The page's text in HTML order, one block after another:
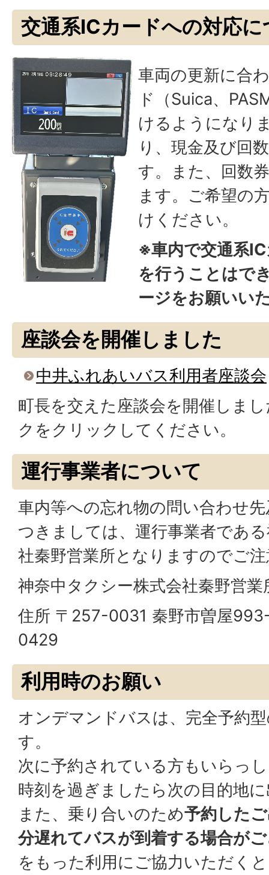
交通系ICカードへの対応に
車両の更新に合
ド（Suica、
けるようになり
り、現金及び回
す。また、回数
ます。ご希望の
けください。
※車内で交通系
を行うことはで
ージをお願いい
座談会を開催しました
中井ふれあいバス利用者座談会
町長を交えた座談会を開催しま
クをクリックしてください。
運行事業者について
車内等への忘れ物の問い合わせ
つきましては、運行事業者であ
社秦野営業所となりますのでご
神奈中タクシー株式会社秦野営業
住所 〒257-0031 秦野市曽屋
0429
利用時のお願い
オンデマンドバスは、完全予約
す。
次に予約されている方もいらっ
時刻を過ぎましたら次の目的地
また、乗り合いのため予約した
分遅れてバスが到着する場合が
をもった利用にご協力いただく